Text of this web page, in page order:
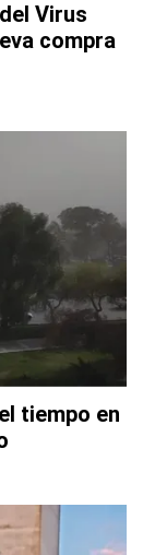
Virus
compra
tiempo en